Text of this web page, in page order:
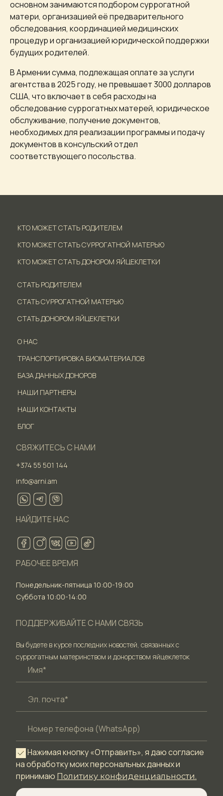
основном занимаются подбором суррогатной
матери, организацией её предварительного
обследования, координацией медицинских
процедур и организацией юридической поддержки
будущих родителей.
В Армении сумма, подлежащая оплате за услуги
агентства в 2025 году, не превышает 3000 долларов
США, что включает в себя расходы на
обследование суррогатных матерей, юридическое
обслуживание, получение документов,
необходимых для реализации программы и подачу
документов в консульский отдел
соответствующего посольства.
КТО МОЖЕТ СТАТЬ РОДИТЕЛЕМ
КТО МОЖЕТ СТАТЬ СУРРОГАТНОЙ МАТЕРЬЮ
КТО МОЖЕТ СТАТЬ ДОНОРОМ ЯЙЦЕКЛЕТКИ
СТАТЬ РОДИТЕЛЕМ
СТАТЬ СУРРОГАТНОЙ МАТЕРЬЮ
СТАТЬ ДОНОРОМ ЯЙЦЕКЛЕТКИ
О НАС
ТРАНСПОРТИРОВКА БИОМАТЕРИАЛОВ
БАЗА ДАННЫХ ДОНОРОВ
НАШИ ПАРТНЕРЫ
НАШИ КОНТАКТЫ
БЛОГ
СВЯЖИТЕСЬ С НАМИ
+374 55 501 144
info@arni.am
НАЙДИТЕ НАС
РАБОЧЕЕ ВРЕМЯ
Понедельник-пятница 10:00-19:00
Суббота 10:00-14:00
ПОДДЕРЖИВАЙТЕ С НАМИ СВЯЗЬ
Вы будете в курсе последних новостей, связанных с
суррогатным материнством и донорством яйцеклеток
Нажимая кнопку «Отправить», я даю согласие
на обработку моих персональных данных и
принимаю Политику конфиденциальности.